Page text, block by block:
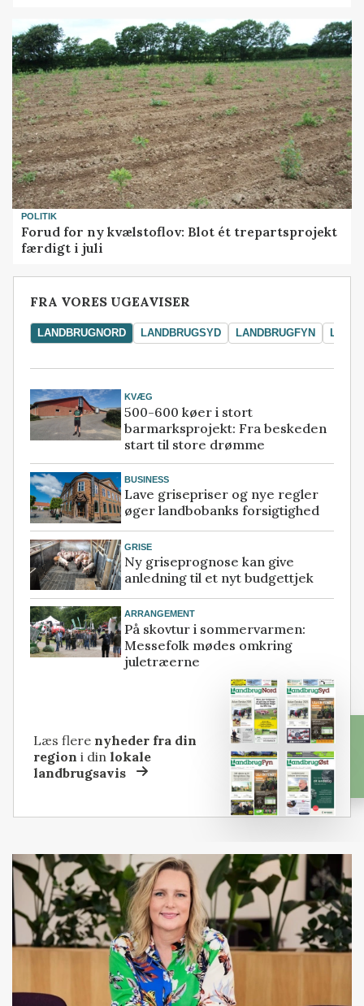
POLITIK
Forud for ny kvælstoflov: Blot ét trepartsprojekt
færdigt i juli
FRA VORES UGEAVISER
LANDBRUGNORD LANDBRUGSYD LANDBRUGFYN
KVÆG
500-600 køer i stort
barmarksprojekt: Fra beskeden
start til store drømme
BUSINESS
Lave grisepriser og nye regler
øger landbobanks forsigtighed
GRISE
Ny griseprognose kan give
anledning til et nyt budgettjek
ARRANGEMENT
På skovtur i sommervarmen:
Messefolk mødes omkring
juletræerne
Læs flere nyheder fra din
region i dinlokale
landbrugsavis